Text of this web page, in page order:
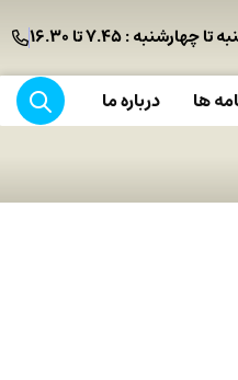
تا چهارشنبه : ۷.۴۵ تا ۱۶.۳۰
ها درباره ما